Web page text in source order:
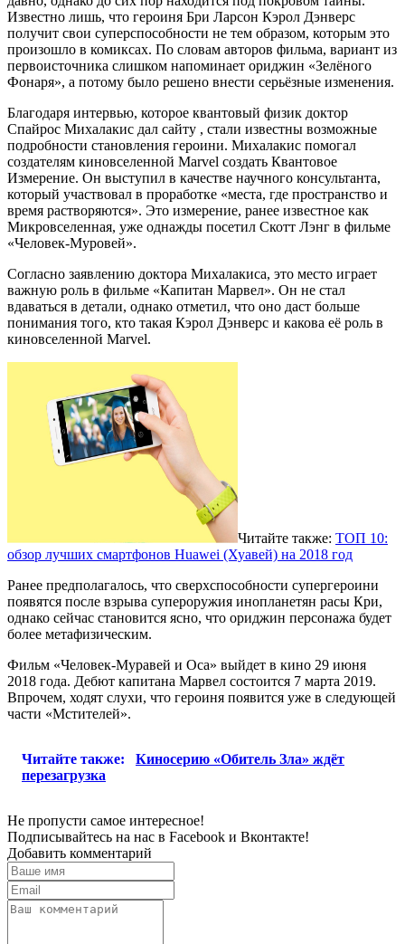
Известно лишь, что героиня Бри Ларсон Кэрол Дэнверс
получит свои суперспособности не тем образом, которым это
произошло в комиксах. По словам авторов фильма, вариант из
первоисточника слишком напоминает ориджин «Зелёного
Фонаря», а потому было решено внести серьёзные изменения.
Благодаря интервью, которое квантовый физик доктор
Спайрос Михалакис дал сайту , стали известны возможные
подробности становления героини. Михалакис помогал
создателям киновселенной Marvel создать Квантовое
Измерение. Он выступил в качестве научного консультанта,
который участвовал в проработке «места, где пространство и
время растворяются». Это измерение, ранее известное как
Микровселенная, уже однажды посетил Скотт Лэнг в фильме
«Человек-Муровей».
Согласно заявлению доктора Михалакиса, это место играет
важную роль в фильме «Капитан Марвел». Он не стал
вдаваться в детали, однако отметил, что оно даст больше
понимания того, кто такая Кэрол Дэнверс и какова её роль в
киновселенной Marvel.
Читайте также: ТОП 10:
обзор лучших смартфонов Huawei (Хуавей) на 2018 год
Ранее предполагалось, что сверхспособности супергероини
появятся после взрыва супероружия инопланетян расы Кри,
однако сейчас становится ясно, что ориджин персонажа будет
более метафизическим.
Фильм «Человек-Муравей и Оса» выйдет в кино 29 июня
2018 года. Дебют капитана Марвел состоится 7 марта 2019.
Впрочем, ходят слухи, что героиня появится уже в следующей
части «Мстителей».
Читайте также:
Киносерию «Обитель Зла» ждёт
перезагрузка
Не пропусти самое интересное!
Подписывайтесь на нас в Facebook и Вконтакте!
Добавить комментарий